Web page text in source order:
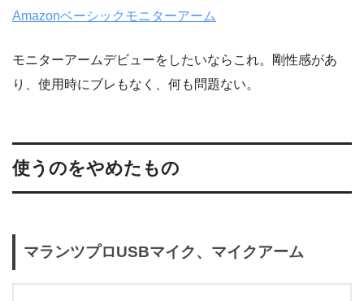
Amazonベーシックモニターアーム
モニターアームデビューをしたいならこれ。剛性感があ
り、使用時にブレもなく、何も問題ない。
使うのをやめたもの
マランツプロUSBマイク、マイクアーム